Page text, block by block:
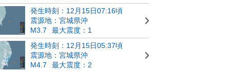
発生時刻：12月15日07:16頃
震源地：宮城県沖
M3.7
最大震度：1
発生時刻：12月15日05:37頃
震源地：宮城県沖
M4.7
最大震度：2